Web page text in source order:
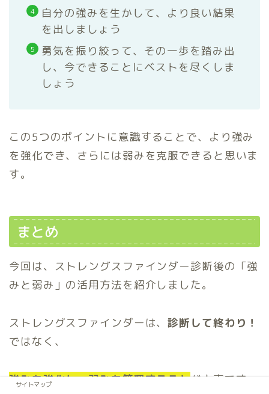
自分の強みを生かして、より良い結果
を出しましょう
勇気を振り絞って、その一歩を踏み出
し、今できることにベストを尽くしま
しょう
この5つのポイントに意識することで、より強み
を強化でき、さらには弱みを克服できると思いま
す。
まとめ
今回は、ストレングスファインダー診断後の「強
みと弱み」の活用方法を紹介しました。
ストレングスファインダーは、診断して終わり！
ではなく、
強みを強化し、弱みを管理すること が大事です。
サイトマップ